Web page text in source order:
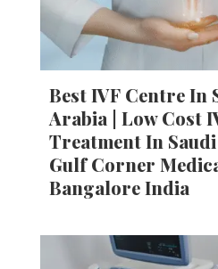
Best IVF Centre In
Arabia | Low Cost
Treatment In
Gulf Corner
Bangalore India